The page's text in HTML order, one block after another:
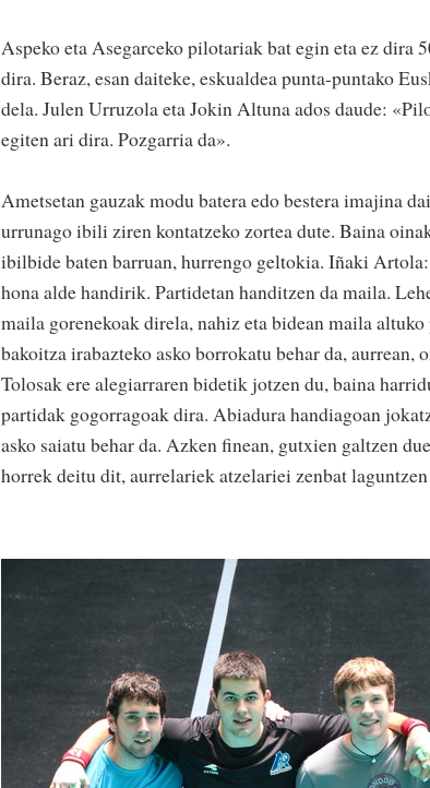
Aspeko eta Asegarceko pilotariak bat egin eta ez dira
dira. Beraz, esan daiteke, eskualdea punta-puntako
dela. Julen Urruzola eta Jokin Altuna ados daude:
egiten ari dira. Pozgarria da».
Ametsetan gauzak modu batera edo bestera imajina
urrunago ibili ziren kontatzeko zortea dute. Baina
ibilbide baten barruan, hurrengo geltokia. Iñaki
hona alde handirik. Partidetan handitzen da maila.
maila gorenekoak direla, nahiz eta bidean maila
bakoitza irabazteko asko borrokatu behar da,
Tolosak ere alegiarraren bidetik jotzen du, baina
partidak gogorragoak dira. Abiadura handiagoan
asko saiatu behar da. Azken finean, gutxien galtzen
horrek deitu dit, aurrelariek atzelariei zenbat